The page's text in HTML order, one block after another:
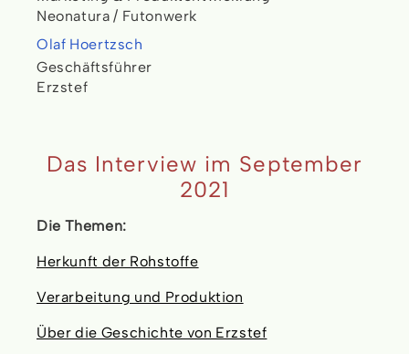
Neonatura / Futonwerk
Olaf Hoertzsch
Geschäftsführer
Erzstef
Das Interview im September
2021
Die Themen:
Herkunft der Rohstoffe
Verarbeitung und Produktion
Über die Geschichte von Erzstef